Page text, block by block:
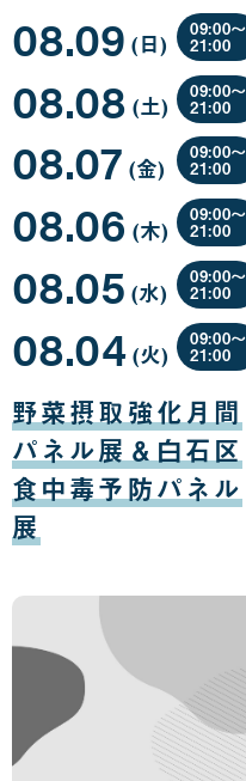
野菜摂取強化月間
パネル展＆白石区
食中毒予防パネル
展
08.04
月
04
日
(火曜
日
)
09:00〜
21:00
08.05
月
05
(水曜
日
)
09:00〜
21:00
08.06
月
06
(木曜
日
)
09:00〜
21:00
08.07
月
07
(金曜
日
)
09:00〜
21:00
08.08
月
08
(土曜
日
)
09:00〜
21:00
08.09
月
09
日
(日曜
日
)
09:00〜
21:00